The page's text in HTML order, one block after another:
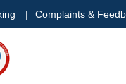
| Complaints &